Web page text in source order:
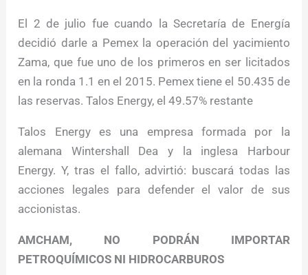
El 2 de julio fue cuando la Secretaría de Energía
decidió darle a Pemex la operación del yacimiento
Zama, que fue uno de los primeros en ser licitados
en la ronda 1.1 en el 2015. Pemex tiene el 50.435 de
las reservas. Talos Energy, el 49.57% restante
Talos Energy es una empresa formada por la
alemana Wintershall Dea y la inglesa Harbour
Energy. Y, tras el fallo, advirtió: buscará todas las
acciones legales para defender el valor de sus
accionistas.
AMCHAM, NO PODRÁN IMPORTAR
PETROQUÍMICOS NI HIDROCARBUROS